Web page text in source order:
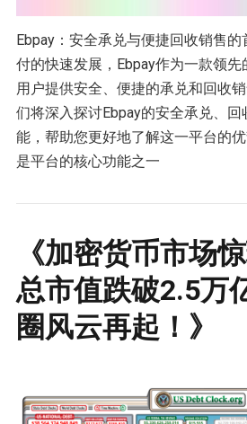
Ebpay：安全承兑与便捷回收销售
付的快速发展，Ebpay作为一款领
用户提供安全、便捷的承兑和回收
们将深入探讨Ebpay的安全承兑、
能，帮助您更好地了解这一平台的优
是平台的核心功能之一
《加密货币市场
总市值跌破2.5万
圈风云再起！》